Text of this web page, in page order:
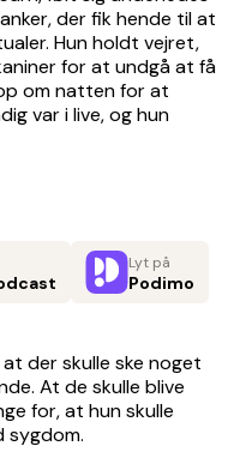
der fik hende til at
Hun holdt vejret,
for at undgå at få
om natten for at
var i live, og hun
Lyt på
Podimo
der skulle ske noget
At de skulle blive
for, at hun skulle
sygdom.